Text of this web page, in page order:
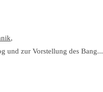
,
und zur Vorstellung des Bang...